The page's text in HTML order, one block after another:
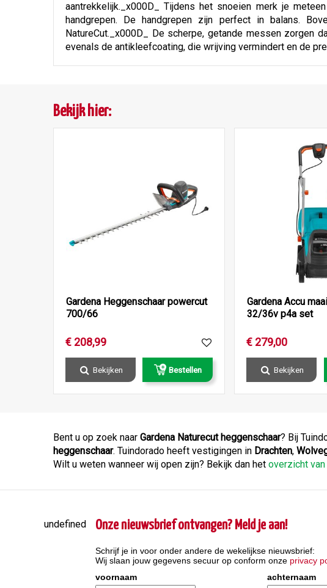
aantrekkelijk._x000D_ Tijdens het snoeien merk je
handgrepen. De handgrepen zijn perfect in balans.
NatureCut._x000D_ De scherpe, getande messen
evenals de antikleefcoating, die wrijving vermindert en de
Bekijk hier:
Gardena Heggenschaar powercut
700/66
€ 208,99
Bekijken Bestellen
Gardena Accu
32/36v p4a set
€ 279,00
Bekijken
Bent u op zoek naar Gardena Naturecut heggenschaar? Bij
heggenschaar. Tuindorado heeft vestigingen in Drachten,
Wilt u weten wanneer wij open zijn? Bekijk dan het overzicht
undefined Onze nieuwsbrief ontvangen? Meld je aan!
Schrijf je in voor onder andere de wekelijkse nieuwsbrief:
Wij slaan jouw gegevens secuur op conform onze privacy
voornaam
achternaam